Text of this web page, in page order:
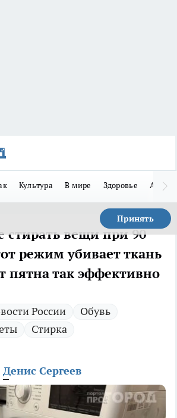
Культура В мире Здоровье Авто
Принять
стирать вещи при 90
режим убивает ткань
пятна так эффективно
России
Обувь
Стирка
Денис Сергеев